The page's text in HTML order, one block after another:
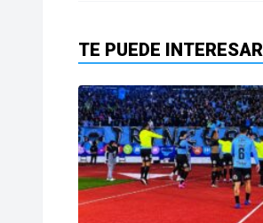
TE PUEDE INTERESAR